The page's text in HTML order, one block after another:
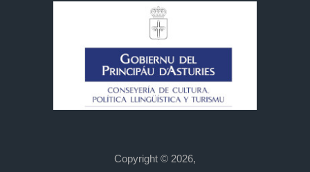
Copyright © 2026,